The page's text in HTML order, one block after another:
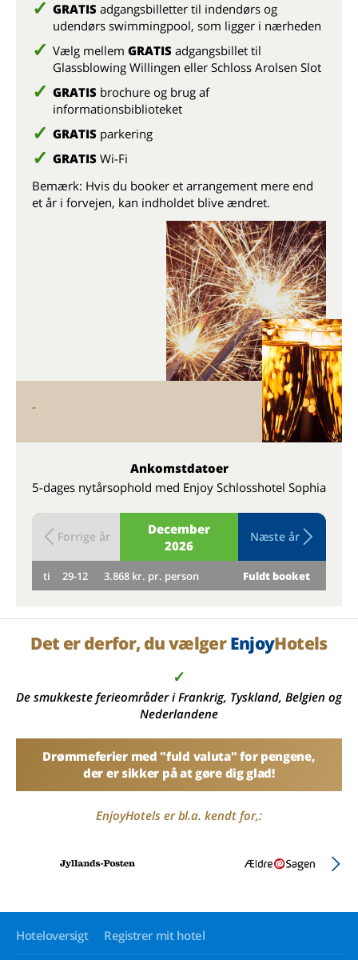
GRATIS adgangsbilletter til indendørs og
udendørs swimmingpool, som ligger i nærheden
Vælg mellem GRATIS adgangsbillet til
Glassblowing Willingen eller Schloss Arolsen Slot
GRATIS brochure og brug af
informationsbiblioteket
GRATIS parkering
GRATIS Wi-Fi
Bemærk: Hvis du booker et arrangement mere end
et år i forvejen, kan indholdet blive ændret.
-
Ankomstdatoer
5-dages nytårsophold med Enjoy Schlosshotel Sophia
December
2026
Forrige år Næste år
ti 29-12 3.868 kr. pr. person Fuldt booket
Det er derfor, du vælgerEnjoyHotels
✓
De smukkeste ferieområder i Frankrig, Tyskland, Belgien og
Nederlandene
Drømmeferier med "fuld valuta" for pengene,
der er sikker på at gøre dig glad!
EnjoyHotels er bl.a. kendt for,:
Hoteloversigt Registrer mit hotel